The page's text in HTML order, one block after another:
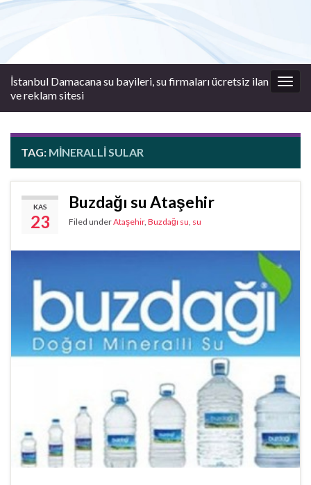
İstanbul Damacana su bayileri, su firmaları ücretsiz ilan
ve reklam sitesi
TAG: MINERALLI SULAR
KAS
23
Buzdağı su Ataşehir
Filed underAtaşehir, Buzdağı su, su